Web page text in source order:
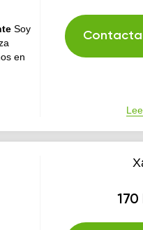
Soy
en